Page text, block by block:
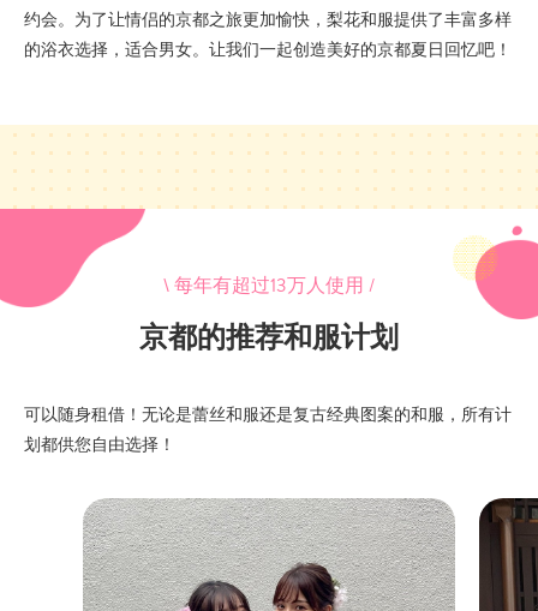
约会。为了让情侣的京都之旅更加愉快，梨花和服提供了丰富多样
的浴衣选择，适合男女。让我们一起创造美好的京都夏日回忆吧！
\ 每年有超过13万人使用 /
京都的推荐和服计划
可以随身租借！无论是蕾丝和服还是复古经典图案的和服，所有计
划都供您自由选择！